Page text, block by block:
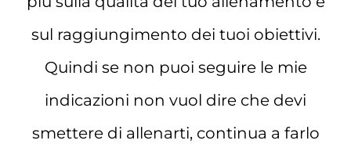
sul raggiungimento dei tuoi obiettivi.
Quindi se non puoi seguire le mie
indicazioni non vuol dire che devi
smettere di allenarti, continua a farlo